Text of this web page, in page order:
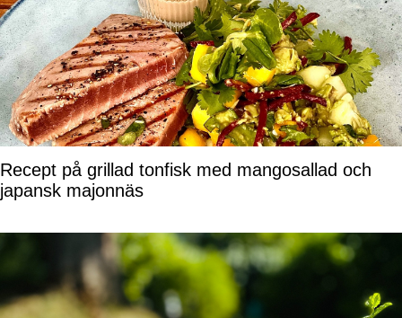
Recept på grillad tonfisk med mangosallad och
japansk majonnäs